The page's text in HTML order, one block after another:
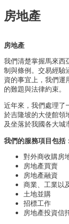
房地產
房地產
我們清楚掌握馬來西
制與條例。交易經驗
資的事宜上，我們運
的難題與法律約束。
近年來，我們處理了
於吉隆坡的大使館領
及坐落於我國各大城
我們的服務項目包括
對外商收購房
房地產買賣
房地產融資
商業、工業以
土地並購
招標工作
房地產投資信